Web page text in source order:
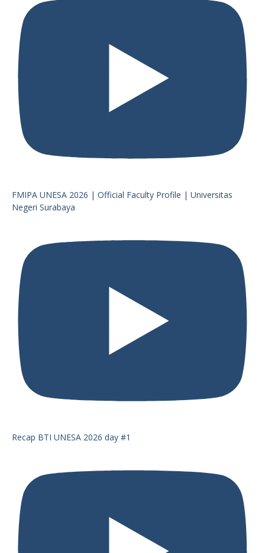
FMIPA UNESA 2026 | Official Faculty Profile | Universitas
Negeri Surabaya
Recap BTI UNESA 2026 day #1